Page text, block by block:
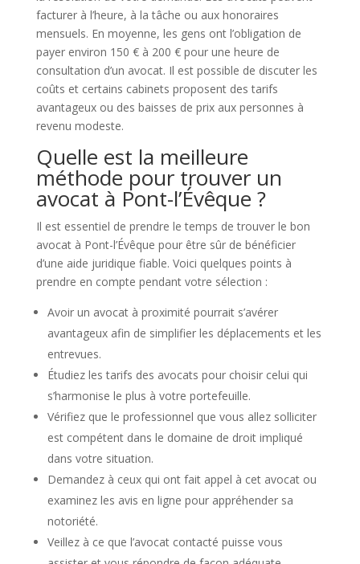
facturer à l’heure, à la tâche ou aux honoraires
mensuels. En moyenne, les gens ont l’obligation de
payer environ 150 € à 200 € pour une heure de
consultation d’un avocat. Il est possible de discuter les
coûts et certains cabinets proposent des tarifs
avantageux ou des baisses de prix aux personnes à
revenu modeste.
Quelle est la meilleure
méthode pour trouver un
avocat à Pont-l’Évêque ?
Il est essentiel de prendre le temps de trouver le bon
avocat à Pont-l’Évêque pour être sûr de bénéficier
d’une aide juridique fiable. Voici quelques points à
prendre en compte pendant votre sélection :
Avoir un avocat à proximité pourrait s’avérer
avantageux afin de simplifier les déplacements et les
entrevues.
Étudiez les tarifs des avocats pour choisir celui qui
s’harmonise le plus à votre portefeuille.
Vérifiez que le professionnel que vous allez solliciter
est compétent dans le domaine de droit impliqué
dans votre situation.
Demandez à ceux qui ont fait appel à cet avocat ou
examinez les avis en ligne pour appréhender sa
notoriété.
Veillez à ce que l’avocat contacté puisse vous